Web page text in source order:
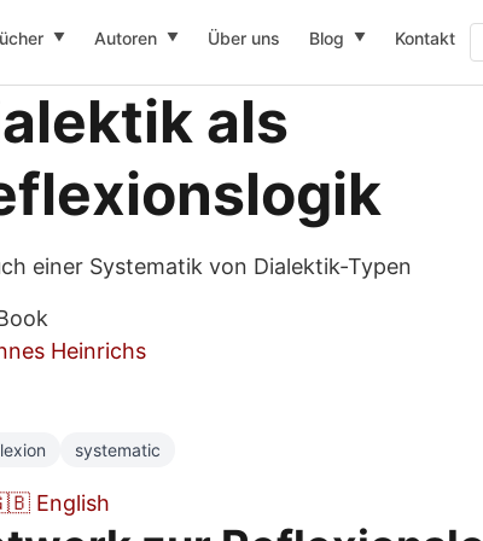
▼ Autoren ▼ Über uns Blog ▼ Kontakt
als
einer Systematik von Dialektik-Typen
Heinrichs
systematic
English